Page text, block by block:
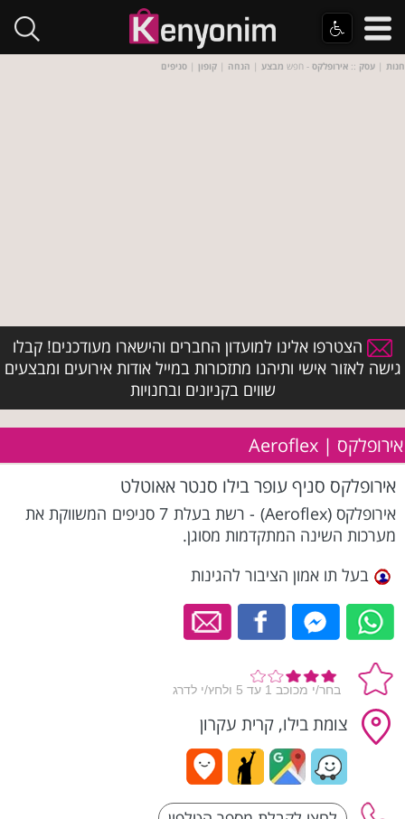
חנות | עסק :: אירופלקס - חפש מבצע | הנחה | קופון | סניפים
הצטרפו אלינו למועדון החברים והישארו מעודכנים! קבלו
גישה לאזור אישי ותיהנו מתזכורות במייל אודות אירועים ומבצעים
שווים בקניונים ובחנויות
אירופלקס | Aeroflex
אירופלקס סניף עופר בילו סנטר אאוטלט
אירופלקס (Aeroflex) - רשת בעלת 7 סניפים המשווקת את
מערכות השינה המתקדמות מסוגן.
בעל תו אמון הציבור להגינות
צומת בילו, קרית עקרון